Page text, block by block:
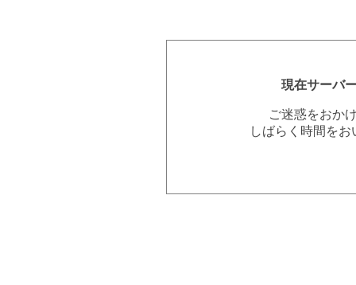
現在サーバ
ご迷惑をおか
しばらく時間を